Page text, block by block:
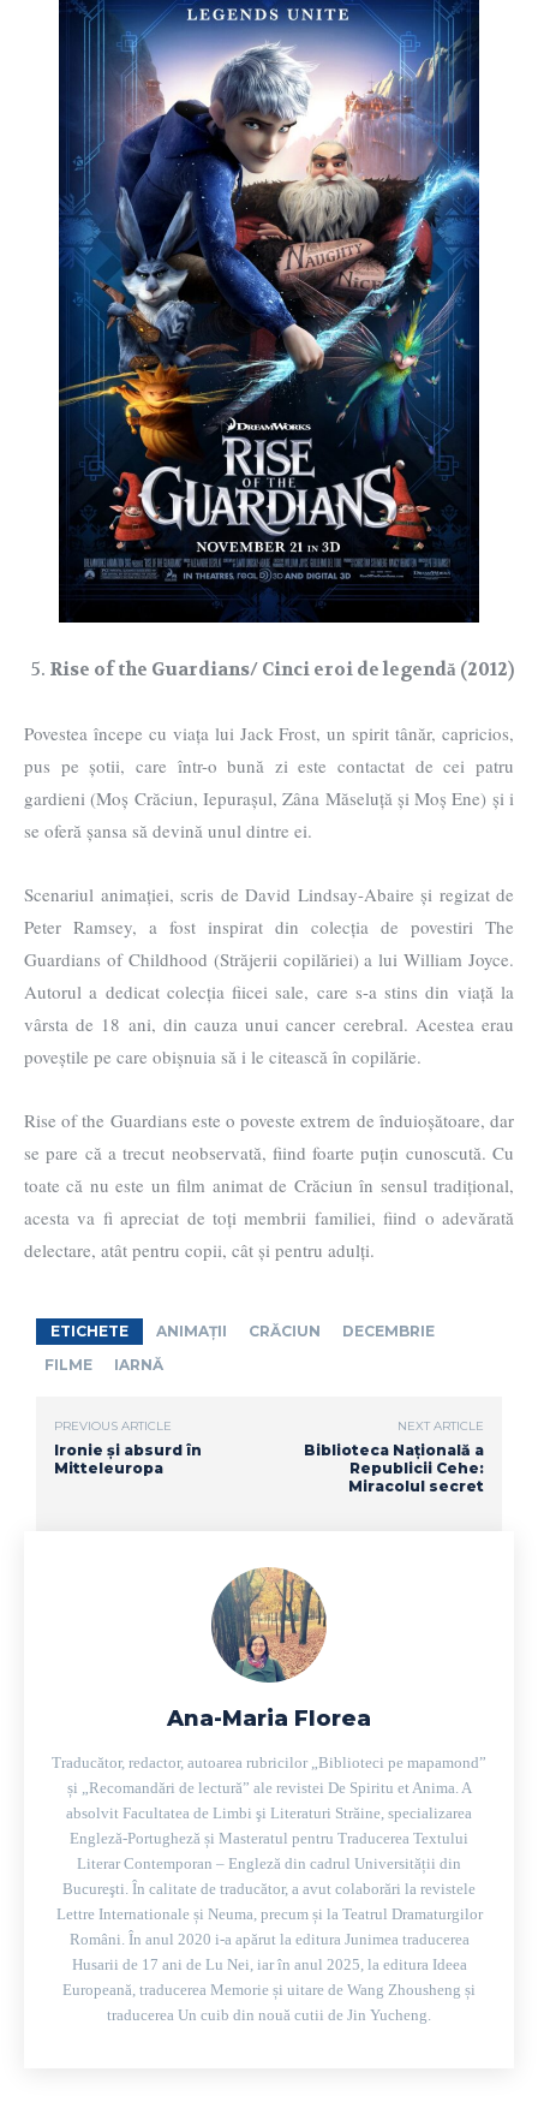
Rise of the Guardians/ Cinci eroi de legendă (2012)
Povestea începe cu viața lui Jack Frost, un spirit tânăr, capricios,
pus pe șotii, care într-o bună zi este contactat de cei patru
gardieni (Moș Crăciun, Iepurașul, Zâna Măseluță și Moș Ene) și i
se oferă șansa să devină unul dintre ei.
Scenariul animației, scris de David Lindsay-Abaire și regizat de
Peter Ramsey, a fost inspirat din colecția de povestiri The
Guardians of Childhood (Străjerii copilăriei) a lui William Joyce.
Autorul a dedicat colecția fiicei sale, care s-a stins din viață la
vârsta de 18 ani, din cauza unui cancer cerebral. Acestea erau
poveștile pe care obișnuia să i le citească în copilărie.
Rise of the Guardians este o poveste extrem de înduioșătoare, dar
se pare că a trecut neobservată, fiind foarte puțin cunoscută. Cu
toate că nu este un film animat de Crăciun în sensul tradițional,
acesta va fi apreciat de toți membrii familiei, fiind o adevărată
delectare, atât pentru copii, cât și pentru adulți.
ETICHETE ANIMAȚII CRĂCIUN
DECEMBRIE
FILME
IARNĂ
PREVIOUS ARTICLE
Ironie și absurd în
Mitteleuropa
NEXT ARTICLE
Biblioteca Națională a
Republicii Cehe:
Miracolul secret
Ana-Maria Florea
Traducător, redactor, autoarea rubricilor „Biblioteci pe mapamond”
și „Recomandări de lectură” ale revistei De Spiritu et Anima. A
absolvit Facultatea de Limbi şi Literaturi Străine, specializarea
Engleză-Portugheză și Masteratul pentru Traducerea Textului
Literar Contemporan – Engleză din cadrul Universității din
Bucureşti. În calitate de traducător, a avut colaborări la revistele
Lettre Internationale și Neuma, precum și la Teatrul Dramaturgilor
Români. În anul 2020 i-a apărut la editura Junimea traducerea
Husarii de 17 ani de Lu Nei, iar în anul 2025, la editura Ideea
Europeană, traducerea Memorie și uitare de Wang Zhousheng și
traducerea Un cuib din nouă cutii de Jin Yucheng.